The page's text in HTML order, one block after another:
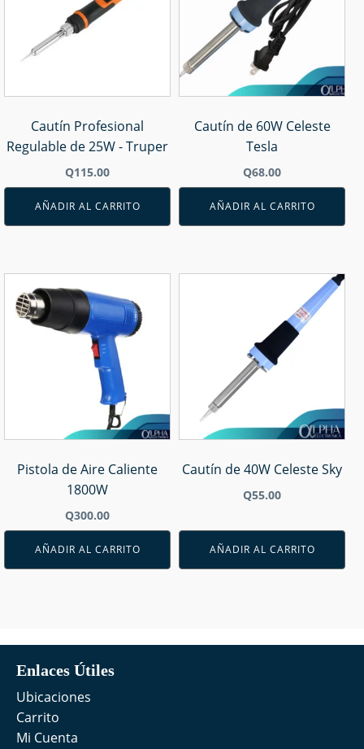
Cautín Profesional
Regulable de 25W - Truper
Q115.00
AÑADIR AL CARRITO
Cautín de 60W Celeste
Tesla
Q68.00
AÑADIR AL CARRITO
Pistola de Aire Caliente
1800W
Q300.00
AÑADIR AL CARRITO
Cautín de 40W Celeste Sky
Q55.00
AÑADIR AL CARRITO
Enlaces Útiles
Ubicaciones
Carrito
Mi Cuenta